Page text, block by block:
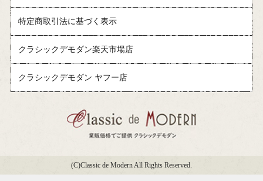
特定商取引法に基づく表示
クラシックデモダン楽天市場店
クラシックデモダン ヤフー店
(C)Classic de Modern All Rights Reserved.